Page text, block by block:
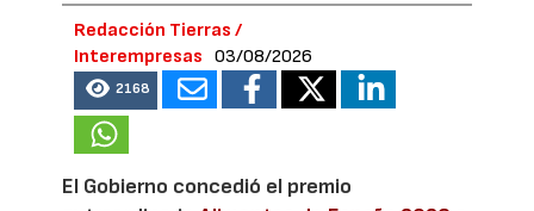
Redacción Tierras /
Interempresas
03/08/2026
2168
El Gobierno concedió el premio